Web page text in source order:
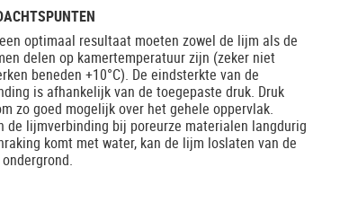
optimaal resultaat moeten zowel de lijm als de
delen op kamertemperatuur zijn (zeker niet
beneden +10°C). De eindsterkte van de
is afhankelijk van de toegepaste druk. Druk
zo goed mogelijk over het gehele oppervlak.
de lijmverbinding bij poreurze materialen langdurig
komt met water, kan de lijm loslaten van de